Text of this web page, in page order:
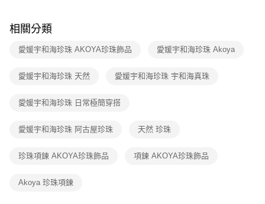
相關分類
愛媛宇和海珍珠 AKOYA珍珠飾品 愛媛宇和海珍珠 Akoya
愛媛宇和海珍珠 天然 愛媛宇和海珍珠 宇和海真珠
愛媛宇和海珍珠 日常極簡穿搭
愛媛宇和海珍珠 阿古屋珍珠 天然 珍珠
珍珠項鍊 AKOYA珍珠飾品 項鍊 AKOYA珍珠飾品
Akoya 珍珠項鍊